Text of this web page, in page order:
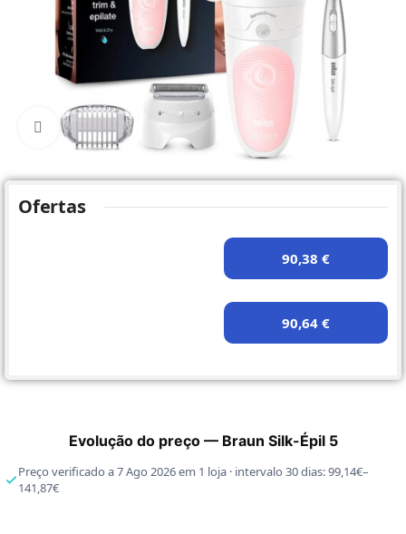
Click to enlarge
Ofertas
90,38 €
90,64 €
Evolução do preço — Braun Silk-Épil 5
Preço verificado a 7 Ago 2026 em 1 loja · intervalo 30 dias: 99,14€–
141,87€